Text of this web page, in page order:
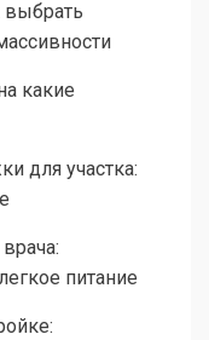
выбрать
какие
для участка:
питание